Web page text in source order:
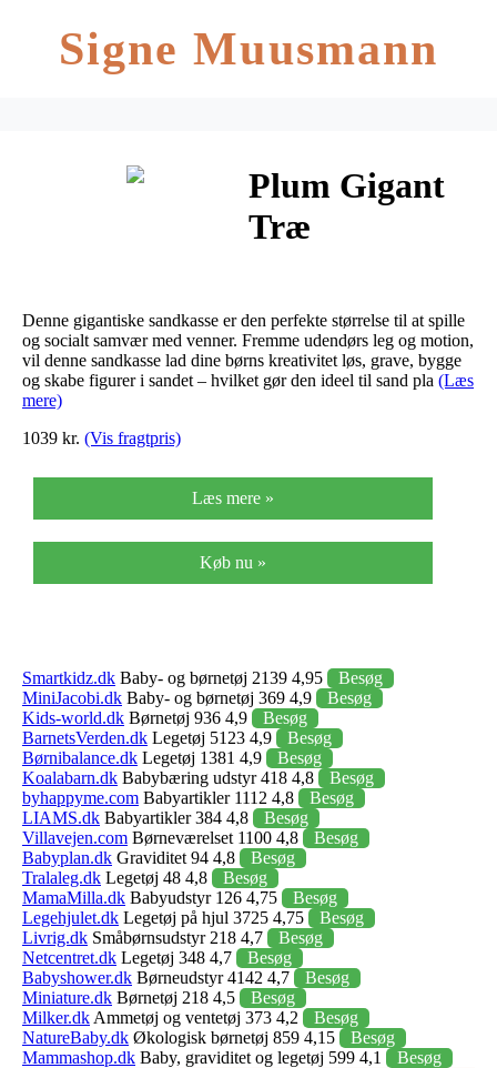
Signe Muusmann
Plum Gigant
Træ
Denne gigantiske sandkasse er den perfekte størrelse til at spille
og socialt samvær med venner. Fremme udendørs leg og motion,
vil denne sandkasse lad dine børns kreativitet løs, grave, bygge
og skabe figurer i sandet – hvilket gør den ideel til sand pla (Læs
mere)
1039 kr. (Vis fragtpris)
Læs mere »
Køb nu »
Smartkidz.dk Baby- og børnetøj 2139 4,95
Besøg
MiniJacobi.dk Baby- og børnetøj 369 4,9
Besøg
Kids-world.dk Børnetøj 936 4,9
Besøg
BarnetsVerden.dk Legetøj 5123 4,9
Besøg
Børnibalance.dk Legetøj 1381 4,9
Besøg
Koalabarn.dk Babybæring udstyr 418 4,8
Besøg
byhappyme.com Babyartikler 1112 4,8
Besøg
LIAMS.dk Babyartikler 384 4,8
Besøg
Villavejen.com Børneværelset 1100 4,8
Besøg
Babyplan.dk Graviditet 94 4,8
Besøg
Tralaleg.dk Legetøj 48 4,8
Besøg
MamaMilla.dk Babyudstyr 126 4,75
Besøg
Legehjulet.dk Legetøj på hjul 3725 4,75
Besøg
Livrig.dk Småbørnsudstyr 218 4,7
Besøg
Netcentret.dk Legetøj 348 4,7
Besøg
Babyshower.dk Børneudstyr 4142 4,7
Besøg
Miniature.dk Børnetøj 218 4,5
Besøg
Milker.dk Ammetøj og ventetøj 373 4,2
Besøg
NatureBaby.dk Økologisk børnetøj 859 4,15
Besøg
Mammashop.dk Baby, graviditet og legetøj 599 4,1
Besøg